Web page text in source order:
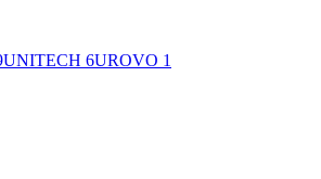
UNITECH 6UROVO 1